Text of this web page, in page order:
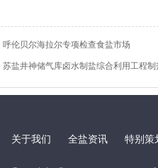
呼伦贝尔海拉尔专项检查食盐市场
苏盐井神储气库卤水制盐综合利用工程
关于我们 全盐资讯 特别策